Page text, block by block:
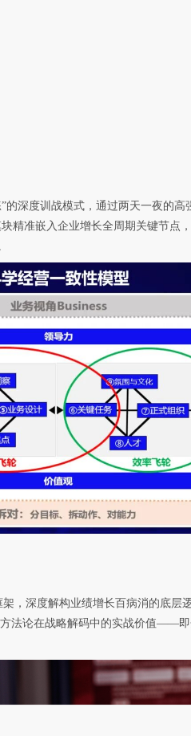
的深度训战模式，通过两天一夜的高
精准嵌入企业增长全周期关键节点
，深度解构业绩增长百病消的底层
法论在战略解码中的实战价值——